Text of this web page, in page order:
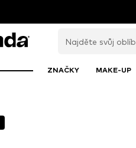
ZNAČKY MAKE-UP